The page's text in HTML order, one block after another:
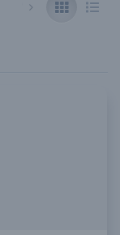
传送阵